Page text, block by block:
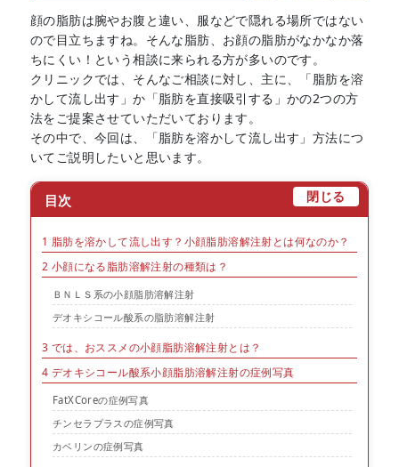
顔の脂肪は腕やお腹と違い、服などで隠れる場所ではない
ので目立ちますね。そんな脂肪、お顔の脂肪がなかなか落
ちにくい！という相談に来られる方が多いのです。
クリニックでは、そんなご相談に対し、主に、「脂肪を溶
かして流し出す」か「脂肪を直接吸引する」かの2つの方
法をご提案させていただいております。
その中で、今回は、「脂肪を溶かして流し出す」方法につ
いてご説明したいと思います。
目次 閉じる
1 脂肪を溶かして流し出す？小顔脂肪溶解注射とは何なのか？
2 小顔になる脂肪溶解注射の種類は？
ＢＮＬＳ系の小顔脂肪溶解注射
デオキシコール酸系の脂肪溶解注射
3 では、おススメの小顔脂肪溶解注射とは？
4 デオキシコール酸系小顔脂肪溶解注射の症例写真
FatXCoreの症例写真
チンセラプラスの症例写真
カベリンの症例写真